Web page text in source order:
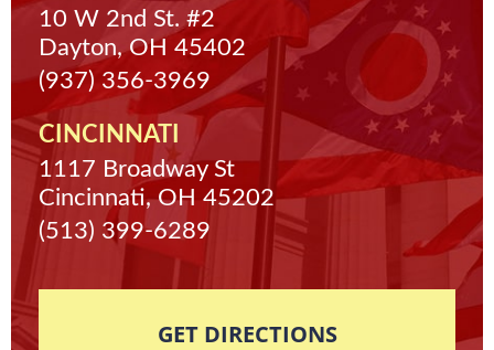
10 W 2nd St. #2
Dayton, OH 45402
(937) 356-3969
CINCINNATI
1117 Broadway St
Cincinnati, OH 45202
(513) 399-6289
GET DIRECTIONS